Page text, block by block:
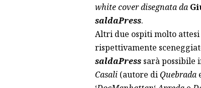
white cover disegnata da
saldaPress.
Altri due ospiti molto attesi
rispettivamente
saldaPress sarà possibile
Casali (autore diQuebrada